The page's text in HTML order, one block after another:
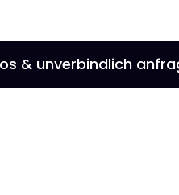
& unverbindlich